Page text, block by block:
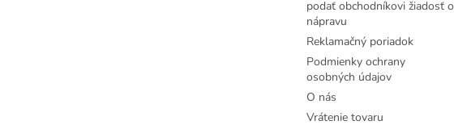
podať obchodníkovi žiadosť o
nápravu
Reklamačný poriadok
Podmienky ochrany
osobných údajov
O nás
Vrátenie tovaru